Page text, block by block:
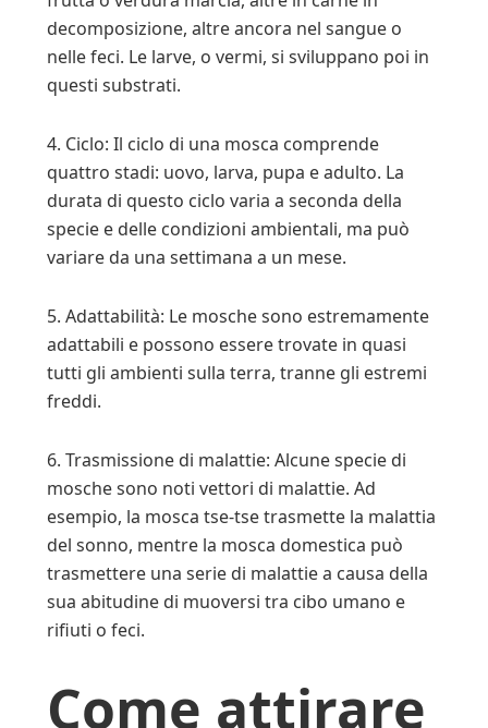
decomposizione, altre ancora nel sangue o
nelle feci. Le larve, o vermi, si sviluppano poi in
questi substrati.
4. Ciclo: Il ciclo di una mosca comprende
quattro stadi: uovo, larva, pupa e adulto. La
durata di questo ciclo varia a seconda della
specie e delle condizioni ambientali, ma può
variare da una settimana a un mese.
5. Adattabilità: Le mosche sono estremamente
adattabili e possono essere trovate in quasi
tutti gli ambienti sulla terra, tranne gli estremi
freddi.
6. Trasmissione di malattie: Alcune specie di
mosche sono noti vettori di malattie. Ad
esempio, la mosca tse-tse trasmette la malattia
del sonno, mentre la mosca domestica può
trasmettere una serie di malattie a causa della
sua abitudine di muoversi tra cibo umano e
rifiuti o feci.
Come attirare